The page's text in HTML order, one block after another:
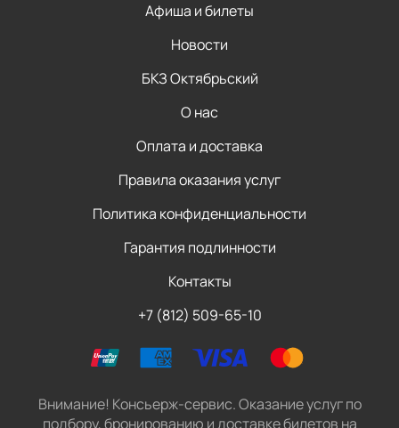
Афиша и билеты
Новости
БКЗ Октябрьский
О нас
Оплата и доставка
Правила оказания услуг
Политика конфиденциальности
Гарантия подлинности
Контакты
+7 (812) 509-65-10
Внимание! Консьерж-сервис. Оказание услуг по
подбору, бронированию и доставке билетов на